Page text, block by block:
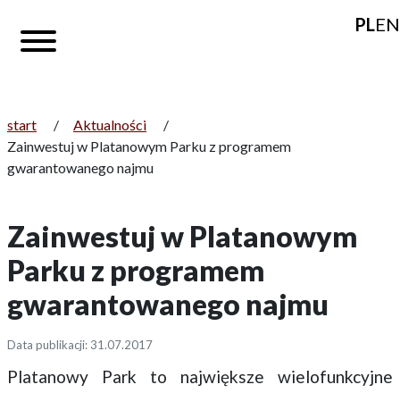
PLEN
start / Aktualności
/
Zainwestuj w Platanowym Parku z programem
gwarantowanego najmu
Zainwestuj w Platanowym
Parku z programem
gwarantowanego najmu
Data publikacji: 31.07.2017
Platanowy Park to największe wielofunkcyjne